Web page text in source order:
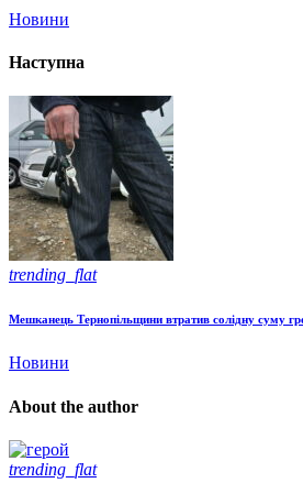
Новини
Наступна
trending_flat
Мешканець Тернопільщини втратив солідну суму
Новини
About the author
trending_flat